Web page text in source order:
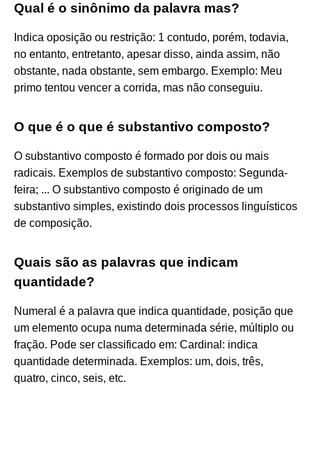
Qual é o sinônimo da palavra mas?
Indica oposição ou restrição: 1 contudo, porém, todavia,
no entanto, entretanto, apesar disso, ainda assim, não
obstante, nada obstante, sem embargo. Exemplo: Meu
primo tentou vencer a corrida, mas não conseguiu.
O que é o que é substantivo composto?
O substantivo composto é formado por dois ou mais
radicais. Exemplos de substantivo composto: Segunda-
feira; ... O substantivo composto é originado de um
substantivo simples, existindo dois processos linguísticos
de composição.
Quais são as palavras que indicam
quantidade?
Numeral é a palavra que indica quantidade, posição que
um elemento ocupa numa determinada série, múltiplo ou
fração. Pode ser classificado em: Cardinal: indica
quantidade determinada. Exemplos: um, dois, três,
quatro, cinco, seis, etc.